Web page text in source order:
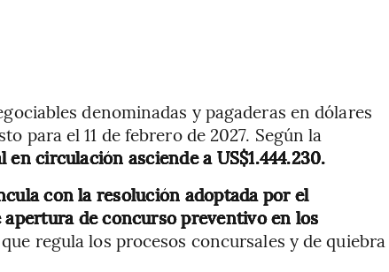
denominadas y pagaderas en dólares
para el 11 de febrero de 2027. Según la
circulación asciende a US$1.444.230.
con la resolución adoptada por el
de concurso preventivo en los
regula los procesos concursales y de quiebra